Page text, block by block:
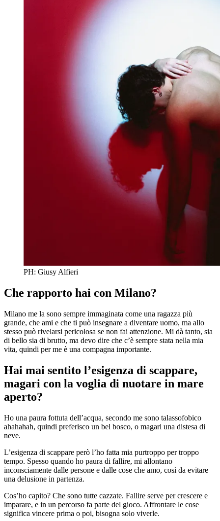
PH: Giusy Alfieri
Che rapporto hai con Milano?
Milano me la sono sempre immaginata come una ragazza più
grande, che ami e che ti può insegnare a diventare uomo, ma allo
stesso può rivelarsi pericolosa se non fai attenzione. Mi dà tanto, sia
di bello sia di brutto, ma devo dire che c’è sempre stata nella mia
vita, quindi per me è una compagna importante.
Hai mai sentito l’esigenza di scappare,
magari con la voglia di nuotare in mare
aperto?
Ho una paura fottuta dell’acqua, secondo me sono talassofobico
ahahahah, quindi preferisco un bel bosco, o magari una distesa di
neve.
L’esigenza di scappare però l’ho fatta mia purtroppo per troppo
tempo. Spesso quando ho paura di fallire, mi allontano
inconsciamente dalle persone e dalle cose che amo, così da evitare
una delusione in partenza.
Cos’ho capito? Che sono tutte cazzate. Fallire serve per crescere e
imparare, e in un percorso fa parte del gioco. Affrontare le cose
significa vincere prima o poi, bisogna solo viverle.